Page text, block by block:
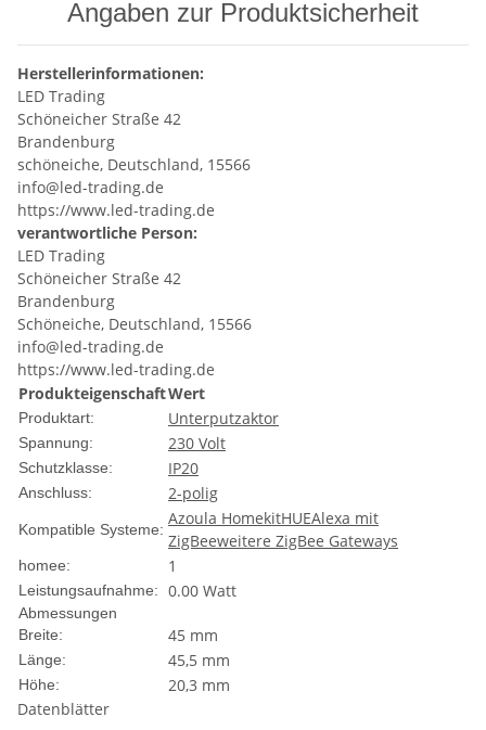
Angaben zur Produktsicherheit
Herstellerinformationen:
LED Trading
Schöneicher Straße 42
Brandenburg
schöneiche, Deutschland, 15566
info@led-trading.de
https://www.led-trading.de
verantwortliche Person:
LED Trading
Schöneicher Straße 42
Brandenburg
Schöneiche, Deutschland, 15566
info@led-trading.de
https://www.led-trading.de
ProdukteigenschaftWert
Produktart: Unterputzaktor
Spannung: 230 Volt
Schutzklasse: IP20
Anschluss: 2-polig
Kompatible Systeme:
Azoula HomekitHUEAlexa mit
ZigBeeweitere ZigBee Gateways
homee: 1
Leistungsaufnahme: 0.00 Watt
Abmessungen
Breite:
45 mm
Länge: 45,5 mm
Höhe:
20,3 mm
Datenblätter